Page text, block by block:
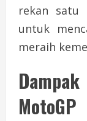
rekan satu
untuk
meraih
MotoGP